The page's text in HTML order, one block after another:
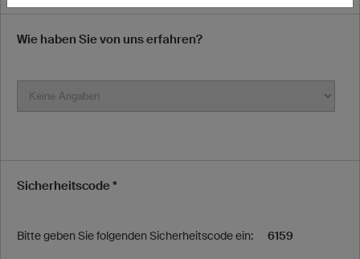
Wie haben Sie von uns erfahren?
Sicherheitscode *
Bitte geben Sie folgenden Sicherheitscode ein: 6159